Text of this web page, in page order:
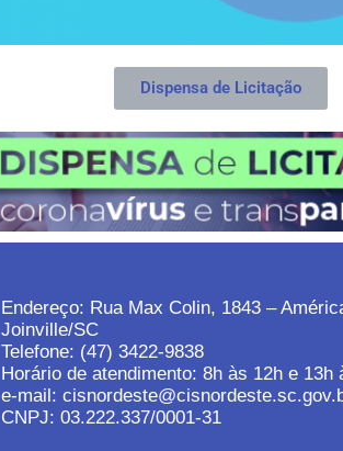
Dispensa de Licitação
Endereço: Rua Max Colin, 1843 –
Joinville/SC
Telefone: (47) 3422-9838
Horário de atendimento: 8h às 12h e 13h
e-mail:
CNPJ: 03.222.337/0001-31